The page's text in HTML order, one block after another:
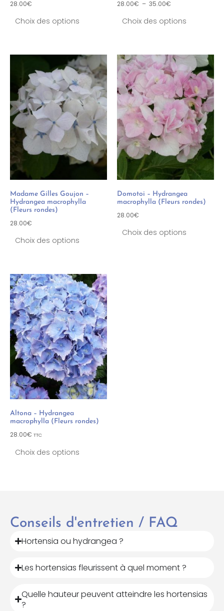
28.00€
Choix des options
28.00€ – 35.00€
Choix des options
Madame Gilles Goujon –
Hydrangea macrophylla
(Fleurs rondes)
28.00€
Choix des options
Domotoi – Hydrangea
macrophylla (Fleurs rondes)
28.00€
Choix des options
Altona – Hydrangea
macrophylla (Fleurs rondes)
28.00€ TTC
Choix des options
Conseils d'entretien / FAQ
Hortensia ou hydrangea ?
Les hortensias fleurissent à quel moment ?
Quelle hauteur peuvent atteindre les hortensias
?